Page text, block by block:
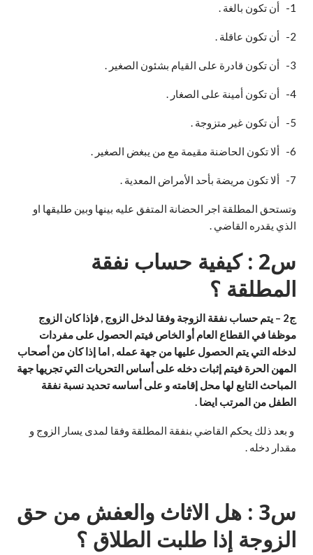
1- أن تكون بالغة .
2- أن تكون عاقلة .
3- أن تكون قادرة على القيام بشئون الصغير .
4- أن تكون أمينة على الصغار .
5- أن تكون غير متزوجة .
6- ألا تكون الحاضنة مقيمة مع من يبغض الصغير .
7- ألا تكون مريضة بأحد الأمراض المعدية .
وتستحق المطلقة اجر الحضانة المتفق عليه بينها وبين طليقها او
الذي يقدره القاضي .
س2 : كيفية حساب نفقة
المطلقة ؟
ج2 – يتم حساب نفقة الزوجة وفقا لدخل الزوج , فإذا كان الزوج
موظفا في القطاع العام أو الخاص فيتم الحصول على مفردات
لدخله التي يتم الحصول عليها من جهة عمله , اما إذا كان من أصحاب
المهن الحرة فيتم إثبات دخله على أساس التحريات التي تجريها جهة
المباحث التابع لها محل إقامته و على أساسه تحديد نسبة نفقة
الطفل من المرتب ايضا .
و بعد ذلك يحكم القاضي بنفقة المطلقة وفقا لمدى يسار الزوج و
مقدار دخله .
س3 : هل الاثاث والعفش من حق
الزوجة إذا طلبت الطلاق ؟